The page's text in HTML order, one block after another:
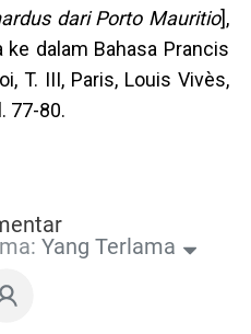
dari Porto Mauritio],
ke dalam Bahasa Prancis
T. III, Paris, Louis Vivès,
77-80.
Yang Terlama